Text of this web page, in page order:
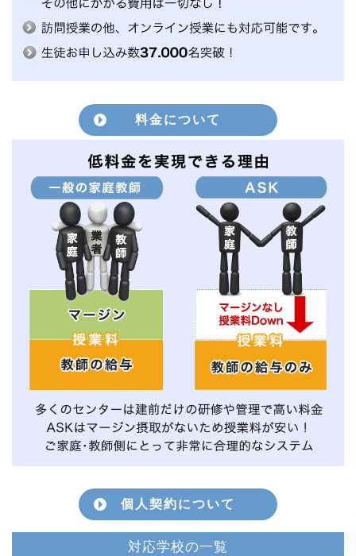
料金について
個人契約について
対応学校の一覧